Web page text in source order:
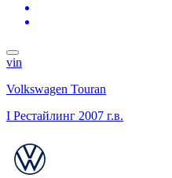
vin
Volkswagen Touran
I Рестайлинг 2007 г.в.